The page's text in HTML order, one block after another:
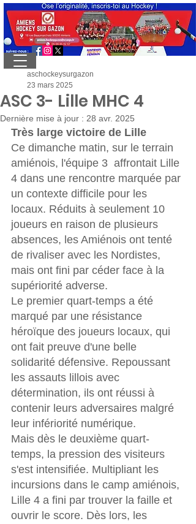
ASC 3- Lille MHC 4
aschockeysurgazon
23 mars 2025
Dernière mise à jour : 28 avr. 2025
Très large victoire de Lille
Ce dimanche matin, sur le terrain
amiénois, l'équipe 3  affrontait Lille
4 dans une rencontre marquée par
un contexte difficile pour les
locaux. Réduits à seulement 10
joueurs en raison de plusieurs
absences, les Amiénois ont tenté
de rivaliser avec les Nordistes,
mais ont fini par céder face à la
supériorité adverse.
Le premier quart-temps a été
marqué par une résistance
héroïque des joueurs locaux, qui
ont fait preuve d'une belle
solidarité défensive. Repoussant
les assauts lillois avec
détermination, ils ont réussi à
contenir leurs adversaires malgré
leur infériorité numérique.
Mais dès le deuxième quart-
temps, la pression des visiteurs
s'est intensifiée. Multipliant les
incursions dans le camp amiénois,
Lille 4 a fini par trouver la faille et
ouvrir le score. Dès lors, les